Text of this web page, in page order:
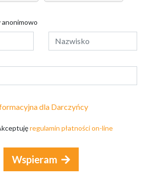
anonimowo
dla Darczyńcy
regulamin płatności on-line
Wspieram